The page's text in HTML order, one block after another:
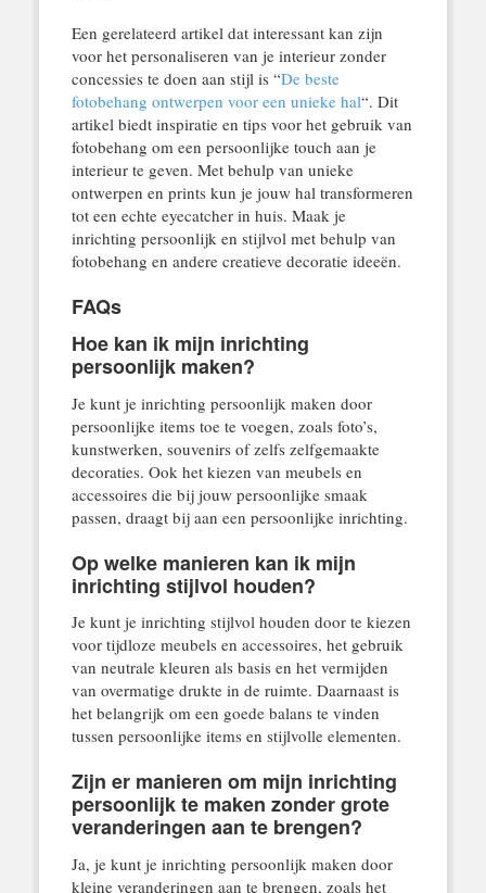
Een gerelateerd artikel dat interessant kan zijn
voor het personaliseren van je interieur zonder
concessies te doen aan stijl is “De beste
fotobehang ontwerpen voor een unieke hal“. Dit
artikel biedt inspiratie en tips voor het gebruik van
fotobehang om een persoonlijke touch aan je
interieur te geven. Met behulp van unieke
ontwerpen en prints kun je jouw hal transformeren
tot een echte eyecatcher in huis. Maak je
inrichting persoonlijk en stijlvol met behulp van
fotobehang en andere creatieve decoratie ideeën.
FAQs
Hoe kan ik mijn inrichting
persoonlijk maken?
Je kunt je inrichting persoonlijk maken door
persoonlijke items toe te voegen, zoals foto’s,
kunstwerken, souvenirs of zelfs zelfgemaakte
decoraties. Ook het kiezen van meubels en
accessoires die bij jouw persoonlijke smaak
passen, draagt bij aan een persoonlijke inrichting.
Op welke manieren kan ik mijn
inrichting stijlvol houden?
Je kunt je inrichting stijlvol houden door te kiezen
voor tijdloze meubels en accessoires, het gebruik
van neutrale kleuren als basis en het vermijden
van overmatige drukte in de ruimte. Daarnaast is
het belangrijk om een goede balans te vinden
tussen persoonlijke items en stijlvolle elementen.
Zijn er manieren om mijn inrichting
persoonlijk te maken zonder grote
veranderingen aan te brengen?
Ja, je kunt je inrichting persoonlijk maken door
kleine veranderingen aan te brengen, zoals het